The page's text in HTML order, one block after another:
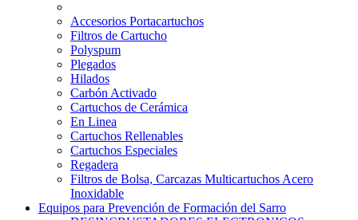
Accesorios Portacartuchos
Filtros de Cartucho
Polyspum
Plegados
Hilados
Carbón Activado
Cartuchos de Cerámica
En Linea
Cartuchos Rellenables
Cartuchos Especiales
Regadera
Filtros de Bolsa, Carcazas Multicartuchos Acero
Inoxidable
Equipos para Prevención de Formación del Sarro